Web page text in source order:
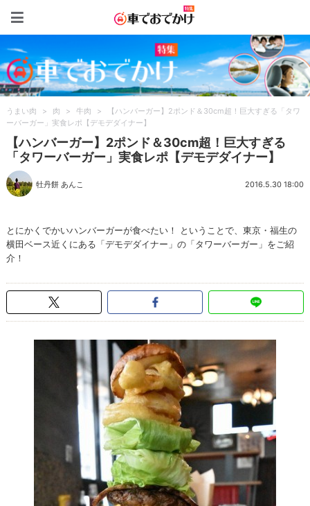
うまい肉 > 肉 > 牛肉 >
【ハンバーガー】2ポンド＆30cm超！巨大すぎる「タワ
ーバーガー」実食レポ【デモデダイナー】
【ハンバーガー】2ポンド＆30cm超！巨大すぎる
「タワーバーガー」実食レポ【デモデダイナー】
牡丹餅 あんこ 2016.5.30 18:00
とにかくでかいハンバーガーが食べたい！ ということで、東京・福生の
横田ベース近くにある「デモデダイナー」の「タワーバーガー」をご紹
介！